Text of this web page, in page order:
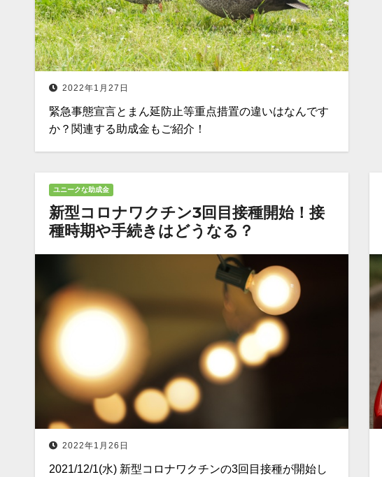
2022年1月27日
緊急事態宣言とまん延防止等重点措置の違いはなんです
か？関連する助成金もご紹介！
ユニークな助成金
新型コロナワクチン3回目接種開始！接
種時期や手続きはどうなる？
2022年1月26日
2021/12/1(水) 新型コロナワクチンの3回目接種が開始し